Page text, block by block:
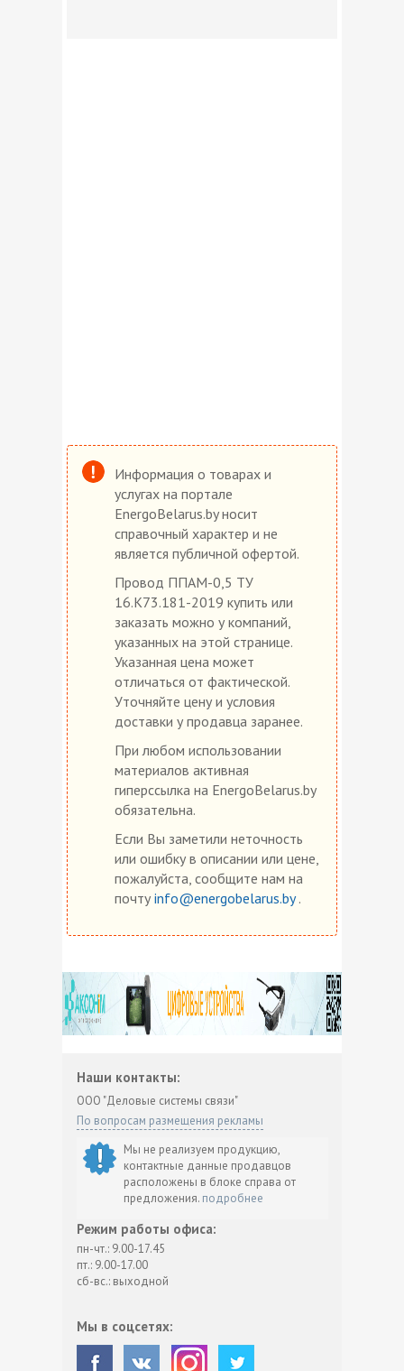
Информация о товарах и
услугах на портале
EnergoBelarus.by носит
справочный характер и не
является публичной офертой.
Провод ППАМ-0,5 ТУ
16.К73.181-2019 купить или
заказать можно у компаний,
указанных на этой странице.
Указанная цена может
отличаться от фактической.
Уточняйте цену и условия
доставки у продавца заранее.
При любом использовании
материалов активная
гиперссылка на EnergoBelarus.by
обязательна.
Если Вы заметили неточность
или ошибку в описании или цене,
пожалуйста, сообщите нам на
почту info@energobelarus.by.
Наши контакты:
ООО "Деловые системы связи"
По вопросам размещения рекламы
Мы не реализуем продукцию,
контактные данные продавцов
расположены в блоке справа от
предложения. подробнее
Режим работы офиса:
пн-чт.: 9.00-17.45
пт.: 9.00-17.00
сб-вс.: выходной
Мы в соцсетях: